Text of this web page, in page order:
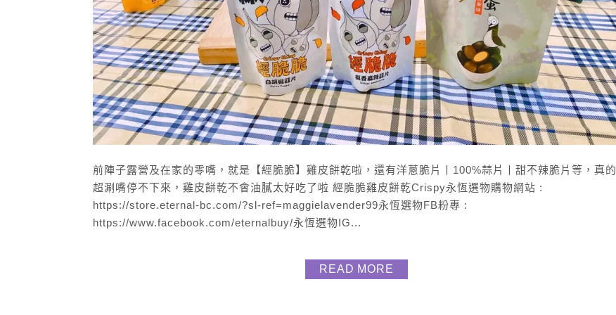
前陣子露營及在家的零嘴，就是【經脆脆】雞皮餅乾啦，還有洋蔥脆片丨100%蒜片丨甜不辣脆片等，真的
超涮嘴停不下來，雞皮餅乾不會油膩太好吃了啦 經脆脆雞皮餅乾Crispy永恆選物購物網站 :
https://store.eternal-bc.com/?sl-ref=maggielavender99永恆選物FB粉專 :
https://www.facebook.com/eternalbuy/永恆選物IG...
READ MORE